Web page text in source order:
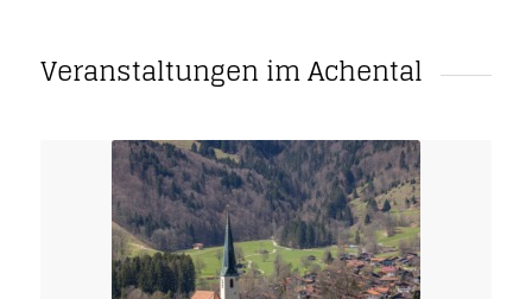
Veranstaltungen im Achental